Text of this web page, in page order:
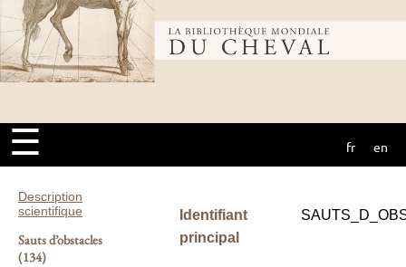
Bibliothèque
mondiale du
cheval
☰ fr en
Description
scientifique
Sauts d’obstacles
(134)
Identifiant
principal